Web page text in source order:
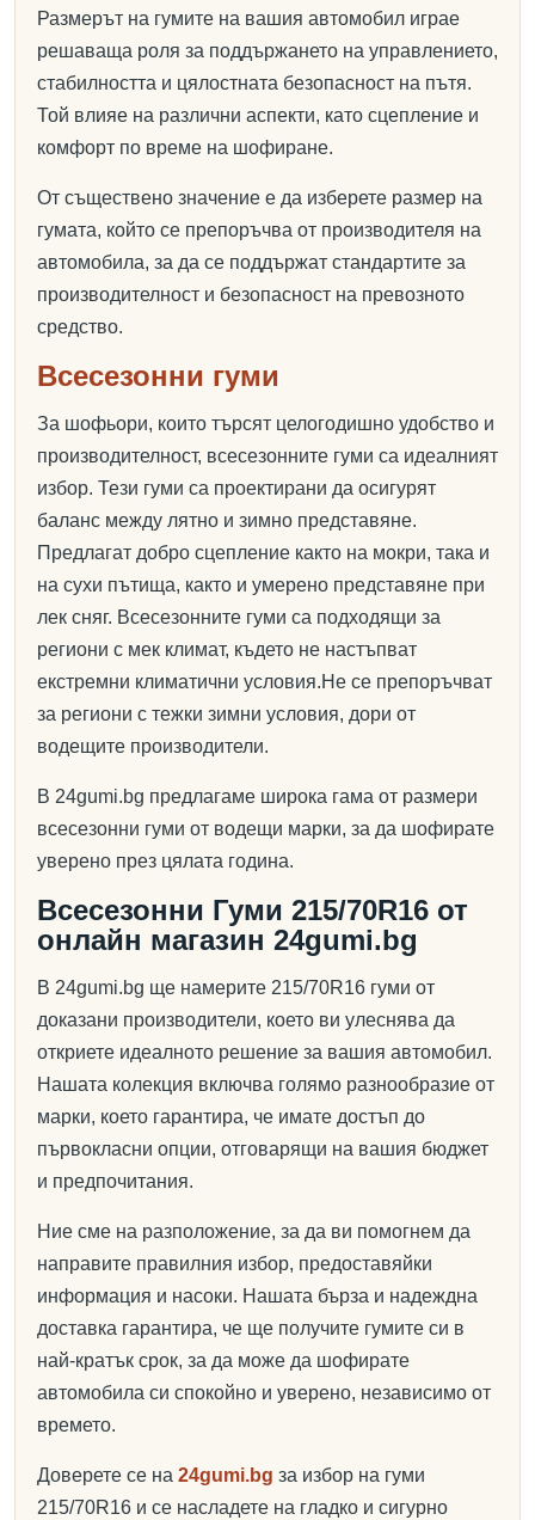
Размерът на гумите на вашия автомобил играе
решаваща роля за поддържането на управлението,
стабилността и цялостната безопасност на пътя.
Той влияе на различни аспекти, като сцепление и
комфорт по време на шофиране.
От съществено значение е да изберете размер на
гумата, който се препоръчва от производителя на
автомобила, за да се поддържат стандартите за
производителност и безопасност на превозното
средство.
Всесезонни гуми
За шофьори, които търсят целогодишно удобство и
производителност, всесезонните гуми са идеалният
избор. Тези гуми са проектирани да осигурят
баланс между лятно и зимно представяне.
Предлагат добро сцепление както на мокри, така и
на сухи пътища, както и умерено представяне при
лек сняг. Всесезонните гуми са подходящи за
региони с мек климат, където не настъпват
екстремни климатични условия.Не се препоръчват
за региони с тежки зимни условия, дори от
водещите производители.
В 24gumi.bg предлагаме широка гама от размери
всесезонни гуми от водещи марки, за да шофирате
уверено през цялата година.
Всесезонни Гуми 215/70R16 от
онлайн магазин 24gumi.bg
В 24gumi.bg ще намерите 215/70R16 гуми от
доказани производители, което ви улеснява да
откриете идеалното решение за вашия автомобил.
Нашата колекция включва голямо разнообразие от
марки, което гарантира, че имате достъп до
първокласни опции, отговарящи на вашия бюджет
и предпочитания.
Ние сме на разположение, за да ви помогнем да
направите правилния избор, предоставяйки
информация и насоки. Нашата бърза и надеждна
доставка гарантира, че ще получите гумите си в
най-кратък срок, за да може да шофирате
автомобила си спокойно и уверено, независимо от
времето.
Доверете се на 24gumi.bg за избор на гуми
215/70R16 и се насладете на гладко и сигурно